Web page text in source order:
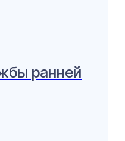
ранней